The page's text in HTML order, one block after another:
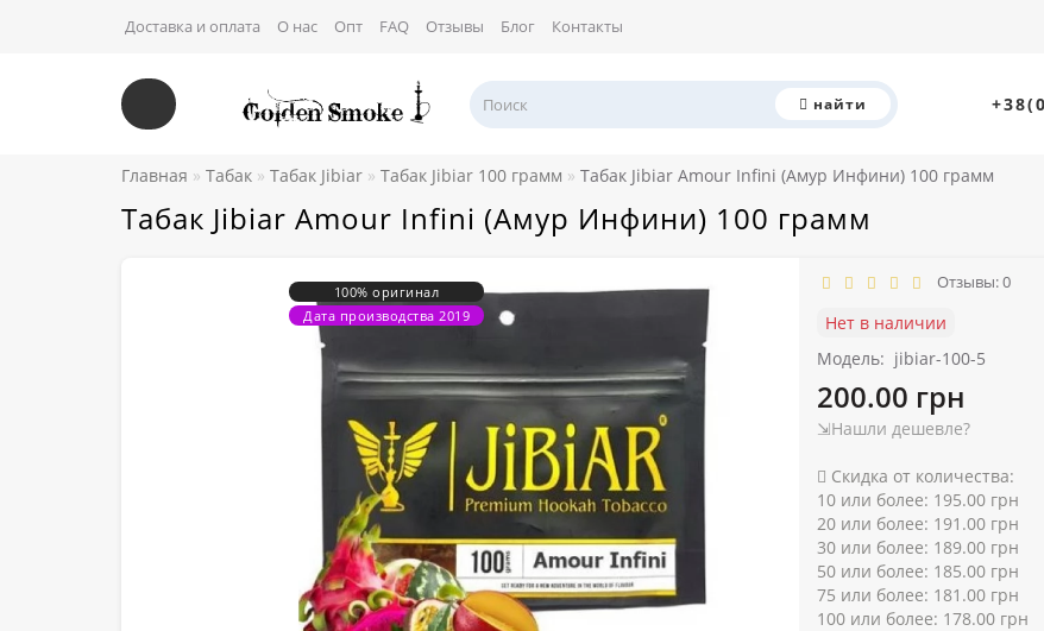
Доставка и оплата О нас Опт FAQ Отзывы Блог Контакты
найти
Главная Табак Табак Jibiar Табак Jibiar 100 грамм Табак Jibiar Amour Infini (Амур Инфини) 100 грамм
Табак Jibiar Amour Infini (Амур Инфини) 100 грамм
100% оригинал
Дата производства 2019
Отзывы: 0
Нет в наличии
Модель: jibiar-100-5
200.00 грн
⇲Нашли дешевле?
Скидка от количества:
10 или более: 195.00 грн
20 или более: 191.00 грн
30 или более: 189.00 грн
50 или более: 185.00 грн
75 или более: 181.00 грн
100 или более: 178.00 грн